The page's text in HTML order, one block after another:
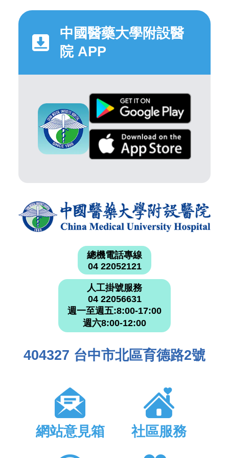
中國醫藥大學附設醫
院 APP
總機電話專線
04 22052121
人工掛號服務
04 22056631
週一至週五:8:00-17:00
週六8:00-12:00
404327 台中市北區育德路2號
網站意見箱 社區服務